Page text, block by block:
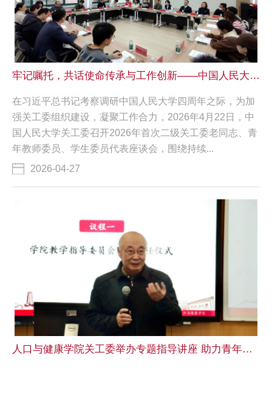
牢记嘱托，共话使命传承与工作创新——中国人民大学关工委召开老中青三代委员代表座谈会
在习近平总书记考察调研中国人民大学四周年之际，为加
强关工委组织建设，凝聚工作合力，2026年4月22日，中
国人民大学关工委召开2026年首次二级关工委老同志、青
年教师委员、学生委员代表座谈会，围绕持续...
2026-04-27
人口与健康学院关工委举办专题指导讲座 助力青年教师教学能力提升